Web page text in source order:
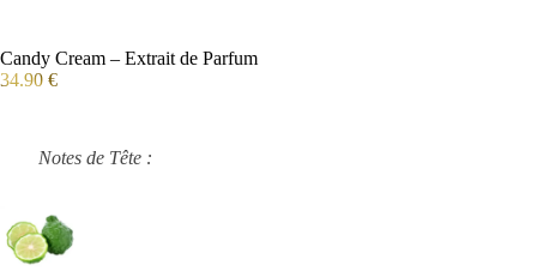
Candy Cream – Extrait de Parfum
34.90 €
Notes de Tête :